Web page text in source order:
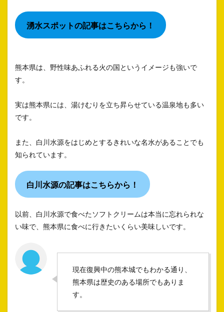
湧水スポットの記事はこちらから！
熊本県は、野性味あふれる火の国というイメージも強いで
す。
実は熊本県には、湯けむりを立ち昇らせている温泉地も多い
です。
また、白川水源をはじめとするきれいな名水があることでも
知られています。
白川水源の記事はこちらから！
以前、白川水源で食べたソフトクリームは本当に忘れられな
い味で、熊本県に食べに行きたいくらい美味しいです。
現在復興中の熊本城でもわかる通り、
熊本県は歴史のある場所でもありま
す。